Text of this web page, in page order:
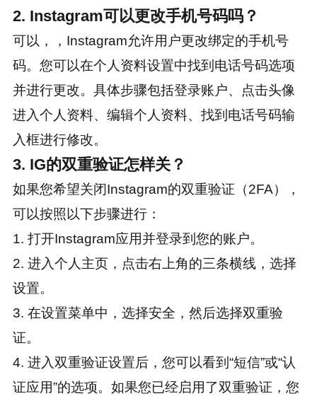
2. Instagram可以更改手机号码吗？
可以，，Instagram允许用户更改绑定的手机号
码。您可以在个人资料设置中找到电话号码选项
并进行更改。具体步骤包括登录账户、点击头像
进入个人资料、编辑个人资料、找到电话号码输
入框进行修改。
3. IG的双重验证怎样关？
如果您希望关闭Instagram的双重验证（2FA），
可以按照以下步骤进行：
1. 打开Instagram应用并登录到您的账户。
2. 进入个人主页，点击右上角的三条横线，选择
设置。
3. 在设置菜单中，选择安全，然后选择双重验
证。
4. 进入双重验证设置后，您可以看到“短信”或“认
证应用”的选项。如果您已经启用了双重验证，您